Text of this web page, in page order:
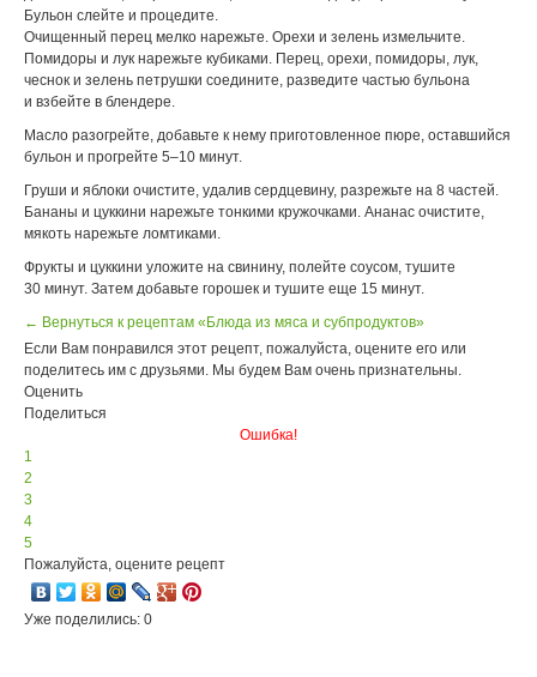
Бульон слейте и процедите.
Очищенный перец мелко нарежьте. Орехи и зелень измельчите.
Помидоры и лук нарежьте кубиками. Перец, орехи, помидоры, лук,
чеснок и зелень петрушки соедините, разведите частью бульона
и взбейте в блендере.
Масло разогрейте, добавьте к нему приготовленное пюре, оставшийся
бульон и прогрейте 5–10 минут.
Груши и яблоки очистите, удалив сердцевину, разрежьте на 8 частей.
Бананы и цуккини нарежьте тонкими кружочками. Ананас очистите,
мякоть нарежьте ломтиками.
Фрукты и цуккини уложите на свинину, полейте соусом, тушите
30 минут. Затем добавьте горошек и тушите еще 15 минут.
← Вернуться к рецептам «Блюда из мяса и субпродуктов»
Если Вам понравился этот рецепт, пожалуйста, оцените его или
поделитесь им с друзьями. Мы будем Вам очень признательны.
Оценить
Поделиться
Ошибка!
1
2
3
4
5
Пожалуйста, оцените рецепт
Уже поделились: 0